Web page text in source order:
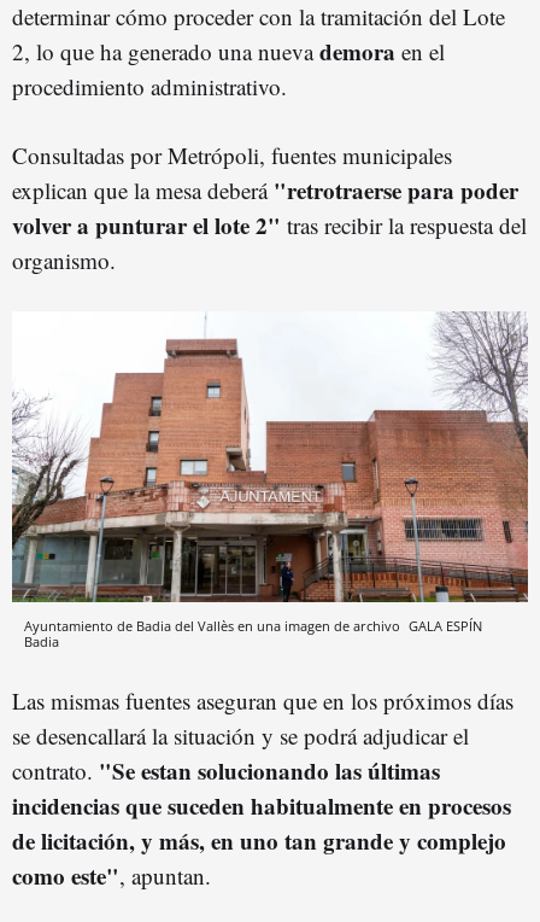
determinar cómo proceder con la tramitación del Lote
2, lo que ha generado una nuevademora en el
procedimiento administrativo.
Consultadas por Metrópoli, fuentes municipales
explican que la mesa deberá "retrotraerse para poder
volver a punturar el lote 2" tras recibir la respuesta del
organismo.
Ayuntamiento de Badia del Vallès en una imagen de archivo GALA ESPÍN
Badia
Las mismas fuentes aseguran que en los próximos días
se desencallará la situación y se podrá adjudicar el
contrato. "Se estan solucionando las últimas
incidencias que suceden habitualmente en procesos
de licitación, y más, en uno tan grande y complejo
como este", apuntan.